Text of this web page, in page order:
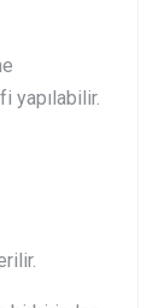
yapılabilir.